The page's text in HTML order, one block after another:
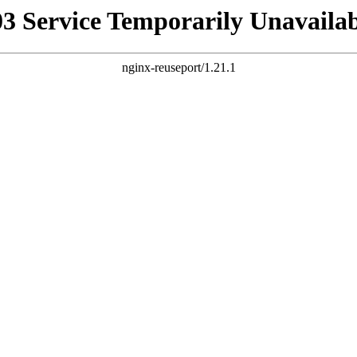
Service Temporarily
nginx-reuseport/1.21.1